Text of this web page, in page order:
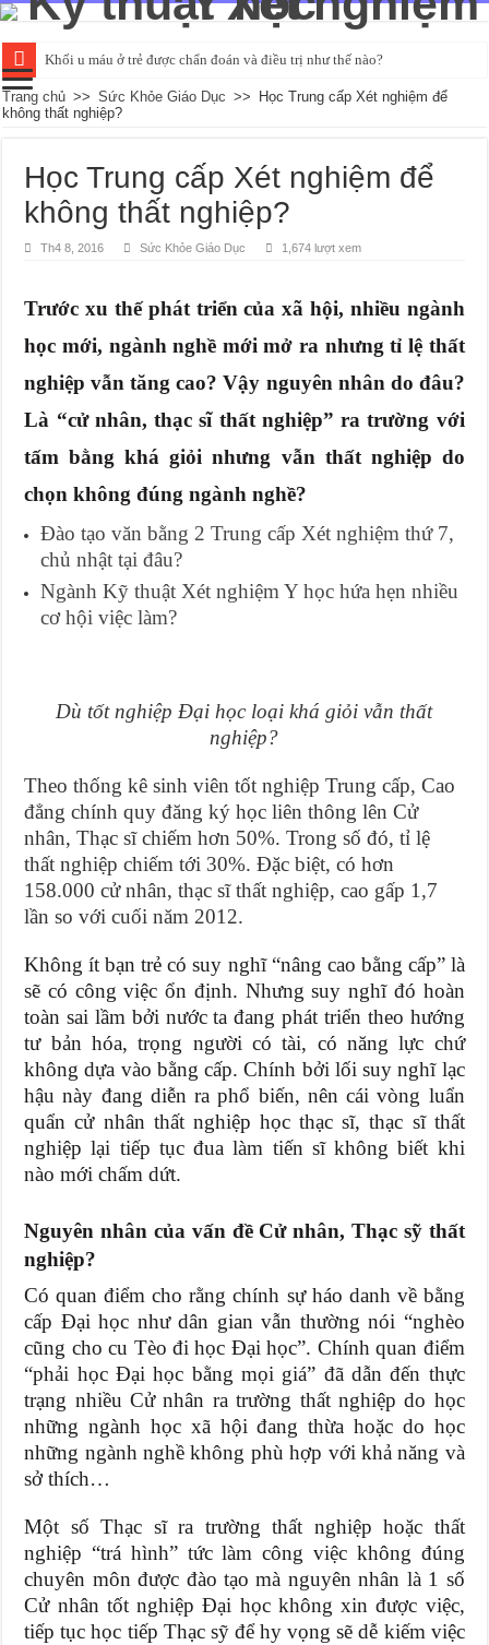
Khối u máu ở trẻ được chẩn đoán và điều trị như thế nào?
Đường huyết ổn định là bao nhiêu và kiểm tra như thế nào?
Các phương pháp xét nghiệm HIV qua mẫu máu phổ biến
Xét nghiệm nước tiểu có thể phát hiện những bệnh gì?
Trang chủ >> Sức Khỏe Giáo Dục >>
Học Trung cấp Xét nghiệm để
không thất nghiệp?
Học Trung cấp Xét nghiệm để
không thất nghiệp?
Th4 8, 2016 Sức Khỏe Giáo Dục 1,674 lượt xem
Trước xu thế phát triển của xã hội, nhiều ngành
học mới, ngành nghề mới mở ra nhưng tỉ lệ thất
nghiệp vẫn tăng cao? Vậy nguyên nhân do đâu?
Là “cử nhân, thạc sĩ thất nghiệp” ra trường với
tấm bằng khá giỏi nhưng vẫn thất nghiệp do
chọn không đúng ngành nghề?
Đào tạo văn bằng 2 Trung cấp Xét nghiệm thứ 7,
chủ nhật tại đâu?
Ngành Kỹ thuật Xét nghiệm Y học hứa hẹn nhiều
cơ hội việc làm?
Dù tốt nghiệp Đại học loại khá giỏi vẫn thất
nghiệp?
Theo thống kê sinh viên tốt nghiệp Trung cấp, Cao
đẳng chính quy đăng ký học liên thông lên Cử
nhân, Thạc sĩ chiếm hơn 50%. Trong số đó, tỉ lệ
thất nghiệp chiếm tới 30%. Đặc biệt, có hơn
158.000 cử nhân, thạc sĩ thất nghiệp, cao gấp 1,7
lần so với cuối năm 2012.
Không ít bạn trẻ có suy nghĩ “nâng cao bằng cấp” là
sẽ có công việc ổn định. Nhưng suy nghĩ đó hoàn
toàn sai lầm bởi nước ta đang phát triển theo hướng
tư bản hóa, trọng người có tài, có năng lực chứ
không dựa vào bằng cấp. Chính bởi lối suy nghĩ lạc
hậu này đang diễn ra phổ biến, nên cái vòng luẩn
quẩn cử nhân thất nghiệp học thạc sĩ, thạc sĩ thất
nghiệp lại tiếp tục đua làm tiến sĩ không biết khi
nào mới chấm dứt.
Nguyên nhân của vấn đề Cử nhân, Thạc sỹ thất
nghiệp?
Có quan điểm cho rằng chính sự háo danh về bằng
cấp Đại học như dân gian vẫn thường nói “nghèo
cũng cho cu Tèo đi học Đại học”. Chính quan điểm
“phải học Đại học bằng mọi giá” đã dẫn đến thực
trạng nhiều Cử nhân ra trường thất nghiệp do học
những ngành học xã hội đang thừa hoặc do học
những ngành nghề không phù hợp với khả năng và
sở thích…
Một số Thạc sĩ ra trường thất nghiệp hoặc thất
nghiệp “trá hình” tức làm công việc không đúng
chuyên môn được đào tạo mà nguyên nhân là 1 số
Cử nhân tốt nghiệp Đại học không xin được việc,
tiếp tục học tiếp Thạc sỹ để hy vọng sẽ dễ kiếm việc